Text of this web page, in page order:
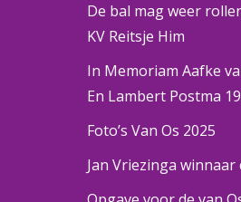
De bal mag weer
KV Reitsje Him
In Memoriam Aafke
En Lambert Postma
Foto’s Van Os 2025
Jan Vriezinga